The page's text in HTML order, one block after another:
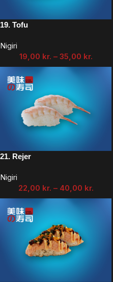
19. Tofu
Nigiri
19,00 kr. – 35,00 kr.
21. Rejer
Nigiri
22,00 kr. – 40,00 kr.